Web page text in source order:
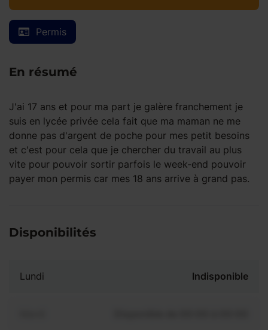
Permis
En résumé
J'ai 17 ans et pour ma part je galère franchement je
suis en lycée privée cela fait que ma maman ne me
donne pas d'argent de poche pour mes petit besoins
et c'est pour cela que je chercher du travail au plus
vite pour pouvoir sortir parfois le week-end pouvoir
payer mon permis car mes 18 ans arrive à grand pas.
Disponibilités
Lundi Indisponible